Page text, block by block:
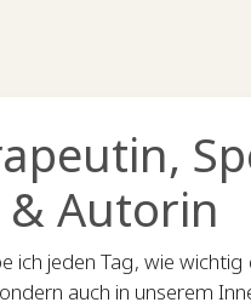
& Autorin
ich jeden Tag, wie
auch in unserem